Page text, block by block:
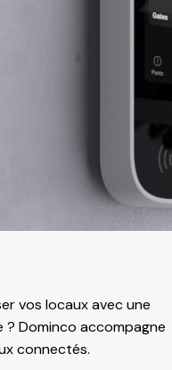
vos locaux avec une
Dominco accompagne
connectés.